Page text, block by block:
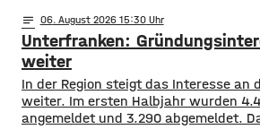
Hessen, Rheinland-Pfalz und dem
skandinavischen Ländern beginnt
wieder. Daher dürfte es auf A 3 und
notes 06. August 2026 15:30
Unterfranken:
weiter
In der Region steigt das Interesse an
weiter. Im ersten Halbjahr wurden
angemeldet und 3.290 abgemeldet.